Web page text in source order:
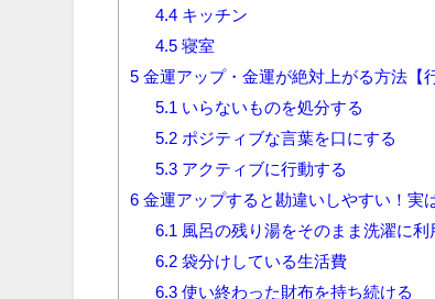
4.4 キッチン
4.5 寝室
5 金運アップ・金運が絶対上がる方法【
5.1 いらないものを処分する
5.2 ポジティブな言葉を口にする
5.3 アクティブに行動する
6 金運アップすると勘違いしやすい！実
6.1 風呂の残り湯をそのまま洗濯に利
6.2 袋分けしている生活費
6.3 使い終わった財布を持ち続ける